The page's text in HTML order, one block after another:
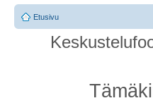
Etusivu